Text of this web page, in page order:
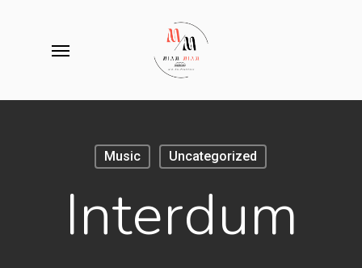
Music Uncategorized
Interdum